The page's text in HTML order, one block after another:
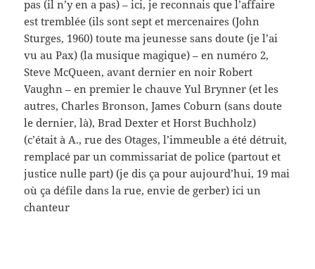
le premier (*) chanteur (ils font le même métier)
était Julien Clerc – ici on a droit à Gérard Manset –
(sonManteau Rouge) ah bah
Jacques Audiard (on vient de voir Dheepan, palme
d’or à Cannes en 2015 – c’est pour ça – mais cette
conjonction qui me fait frémir : le carnage de
Charlie hebdo, de l’Allée verte Nicolas Appert en
janvier : où en était-il, en montage ?) (entendu
parler avec Michel Ciment) (et non, je ne l’aime
guère – tant pis) un autre chanteur, Rachid Taha